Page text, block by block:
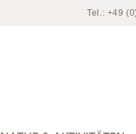
Tel.: +49